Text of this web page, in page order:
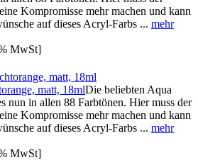
Kompromisse mehr machen und kann
auf dieses Acryl-Farbs ... mehr
MwSt]
matt, 18mlDie beliebten Aqua
nun in allen 88 Farbtönen. Hier muss der
Kompromisse mehr machen und kann
auf dieses Acryl-Farbs ... mehr
MwSt]